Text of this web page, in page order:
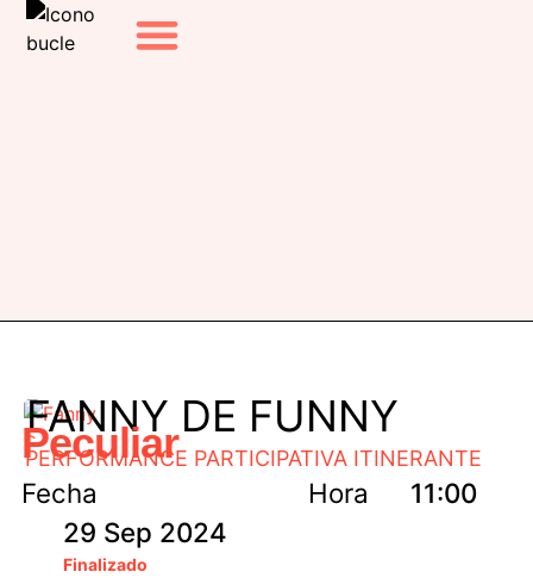
FANNY DE FUNNY
Peculiar
PERFORMANCE PARTICIPATIVA ITINERANTE
Fecha
29 Sep 2024
Finalizado
Hora 11:00